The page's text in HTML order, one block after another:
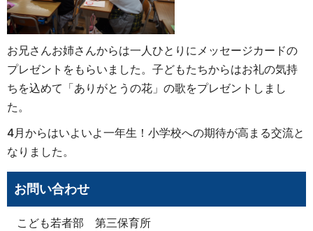
お兄さんお姉さんからは一人ひとりにメッセージカードの
プレゼントをもらいました。子どもたちからはお礼の気持
ちを込めて「ありがとうの花」の歌をプレゼントしまし
た。
4月からはいよいよ一年生！小学校への期待が高まる交流と
なりました。
お問い合わせ
こども若者部 第三保育所